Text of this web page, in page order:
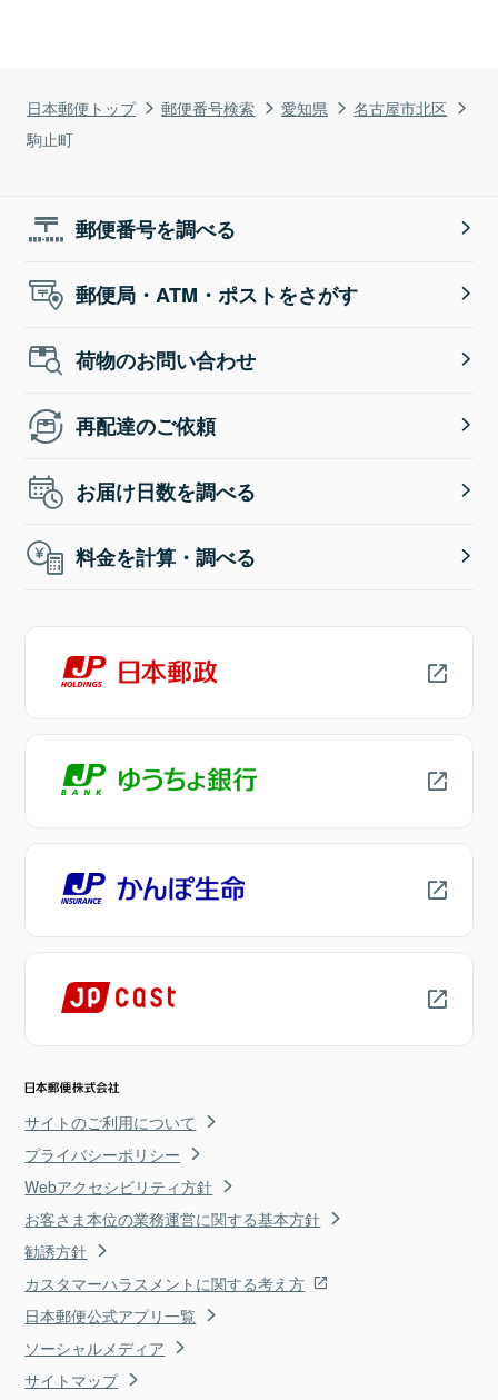
日本郵便トップ 郵便番号検索 愛知県
名古屋市北区
駒止町
郵便番号を調べる
郵便局・ATM・ポストをさがす
荷物のお問い合わせ
再配達のご依頼
お届け日数を調べる
料金を計算・調べる
サイトのご利用について
プライバシーポリシー
Webアクセシビリティ方針
お客さま本位の業務運営に関する基本方針
勧誘方針
カスタマーハラスメントに関する考え方
日本郵便公式アプリ一覧
ソーシャルメディア
サイトマップ